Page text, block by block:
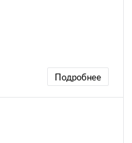
Подробнее